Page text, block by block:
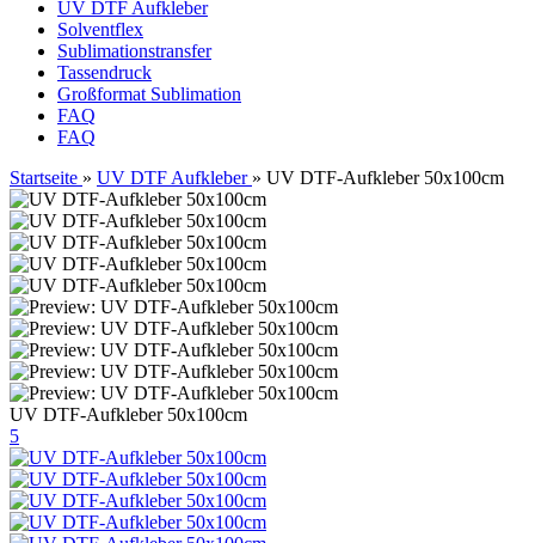
UV DTF Aufkleber
Solventflex
Sublimationstransfer
Tassendruck
Großformat Sublimation
FAQ
FAQ
Startseite » UV DTF Aufkleber » UV DTF-Aufkleber 50x100cm
UV DTF-Aufkleber 50x100cm
5